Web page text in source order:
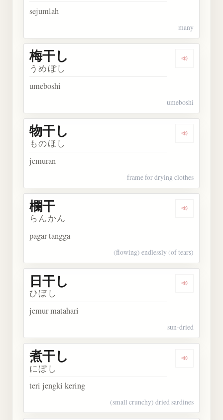
sejumlah
many
Dengarkan
梅干し
うめぼし
umeboshi
umeboshi
Dengarkan
物干し
ものほし
jemuran
frame for drying clothes
Dengarkan
欄干
らんかん
pagar tangga
(flowing) endlessly (of tears)
Dengarkan
日干し
ひぼし
jemur matahari
sun-dried
Dengarkan
煮干し
にぼし
teri jengki kering
(small crunchy) dried sardines